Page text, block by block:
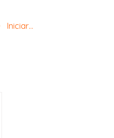
Iniciar sesión